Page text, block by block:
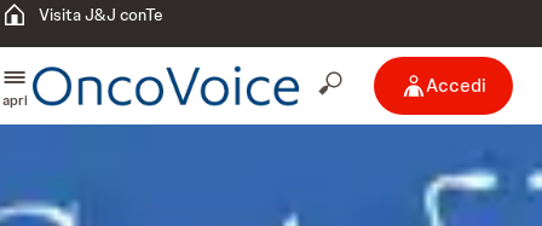
Visita J&J conTe
apri
Accedi